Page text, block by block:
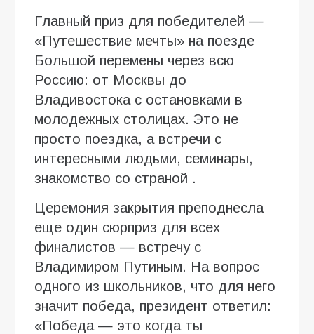
Главный приз для победителей —
«Путешествие мечты» на поезде
Большой перемены через всю
Россию: от Москвы до
Владивостока с остановками в
молодежных столицах. Это не
просто поездка, а встречи с
интересными людьми, семинары,
знакомство со страной .
Церемония закрытия преподнесла
еще один сюрприз для всех
финалистов — встречу с
Владимиром Путиным. На вопрос
одного из школьников, что для него
значит победа, президент ответил:
«Победа — это когда ты